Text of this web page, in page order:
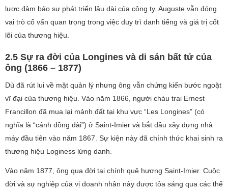
lược đảm bảo sự phát triển lâu dài của công ty. Auguste vẫn đóng
vai trò cố vấn quan trọng trong việc duy trì danh tiếng và giá trị cốt
lõi của thương hiệu.
2.5 Sự ra đời của Longines và di sản bất tử của
ông (1866 – 1877)
Dù đã rút lui về mặt quản lý nhưng ông vẫn chứng kiến bước ngoặt
vĩ đại của thương hiệu. Vào năm 1866, người cháu trai Ernest
Francillon đã mua lại mảnh đất tại khu vực “Les Longines” (có
nghĩa là “cánh đồng dài”) ở Saint-Imier và bắt đầu xây dựng nhà
máy đầu tiên vào năm 1867. Sự kiện này đã chính thức khai sinh ra
thương hiệu Loginess lừng danh.
Vào năm 1877, ông qua đời tại chính quê hương Saint-Imier. Cuộc
đời và sự nghiệp của vị doanh nhân này được tỏa sáng qua các thế